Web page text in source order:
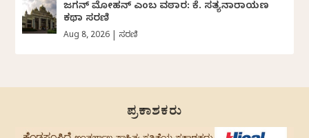
ಜಗನ್‌ ಮೋಹನ್‌ ಎಂಬ ವಠಾರ: ಕೆ. ಸತ್ಯನಾರಾಯಣ
ಕಥಾ ಸರಣಿ
Aug 8, 2026 ಸರಣಿ
ಪ್ರಕಾಶಕರು